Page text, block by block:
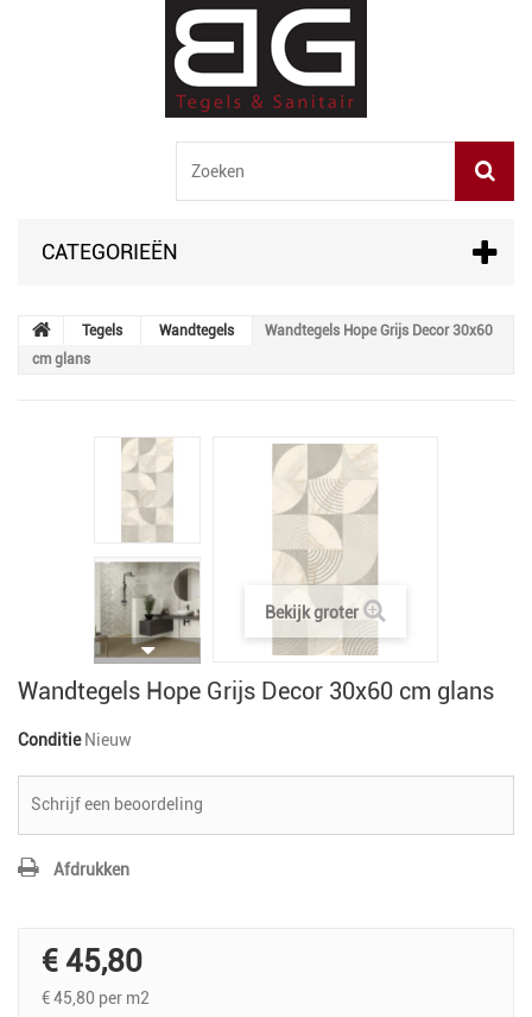
CATEGORIEËN
Tegels Wandtegels
Wandtegels Hope Grijs Decor 30x60
cm glans
Bekijk groter
Wandtegels Hope Grijs Decor 30x60 cm glans
Conditie Nieuw
Schrijf een beoordeling
Afdrukken
€ 45,80
€ 45,80 per m2